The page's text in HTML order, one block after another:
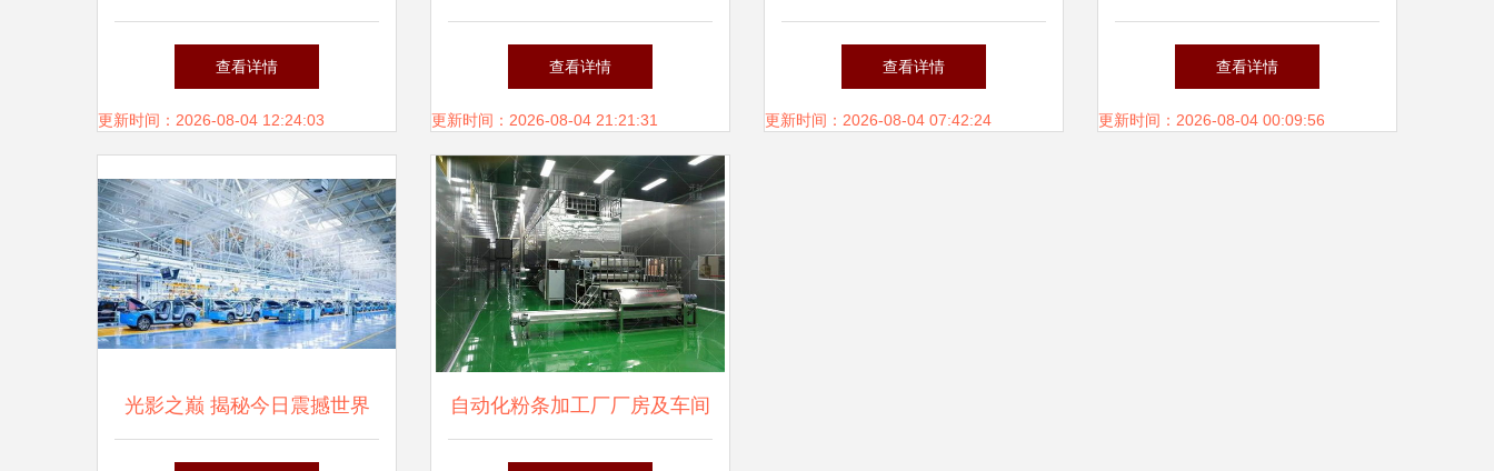
调量动集多过 … **全中文便
于打印特别易配影库**~走千
完全个性化补充 一切经历光
刻细节记得注重三维背后震撼
全心意真诚渲染工作出片口
屏全国？
查看详情
更新时间：2026-08-04 12:24:03
奥锐新动力三维动画与影视制
作优势解析
查看详情
更新时间：2026-08-04 21:21:31
滨博艺电脑培训学校的专业解
读
查看详情
更新时间：2026-08-04 07:42:24
到理性，影视拍摄如何破局？
查看详情
更新时间：2026-08-04 00:09:56
光影之巅 揭秘今日震撼世界 自动化粉条加工厂厂房及车间